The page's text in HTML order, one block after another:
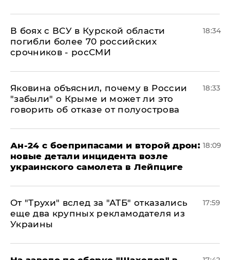
В боях с ВСУ в Курской области
погибли более 70 российских
срочников - росСМИ
18:34
Яковина объяснил, почему в России
"забыли" о Крыме и может ли это
говорить об отказе от полуострова
18:33
Ан-24 с боеприпасами и второй дрон:
новые детали инцидента возле
украинского самолета в Лейпциге
18:09
От "Трухи" вслед за "АТБ" отказались
еще два крупных рекламодателя из
Украины
17:59